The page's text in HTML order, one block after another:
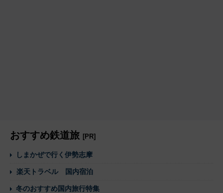
おすすめ鉄道旅 [PR]
しまかぜで行く伊勢志摩
楽天トラベル 国内宿泊
冬のおすすめ国内旅行特集